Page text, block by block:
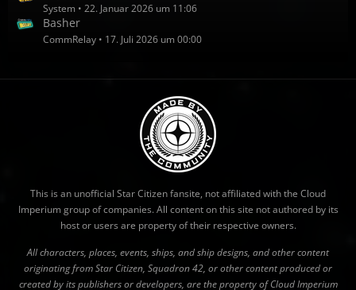
System 22. Januar 2026 um 11:06
Basher
CommRelay 17. Juli 2026 um 00:00
This is an unofficial Star Citizen fansite, not affiliated with the Cloud
Imperium group of companies. All content on this site not authored by its
host or users are property of their respective owners.
All characters, places, events, ships, and ship designs, and other content
originating from Star Citizen, Squadron 42, or other content produced or
created by its publishers or developers, are the property of Cloud Imperium